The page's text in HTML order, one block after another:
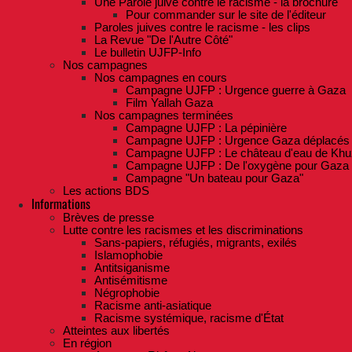
Pour commander sur le site de l'éditeur
Paroles juives contre le racisme - les clips
La Revue "De l'Autre Côté"
Le bulletin UJFP-Info
Nos campagnes
Nos campagnes en cours
Campagne UJFP : Urgence guerre à Gaza
Film Yallah Gaza
Nos campagnes terminées
Campagne UJFP : La pépinière
Campagne UJFP : Urgence Gaza déplacés
Campagne UJFP : Le château d'eau de
Campagne UJFP : De l'oxygène pour Gaza
Campagne "Un bateau pour Gaza"
Les actions BDS
Informations
Brèves de presse
Lutte contre les racismes et les discriminations
Sans-papiers, réfugiés, migrants, exilés
Islamophobie
Antitsiganisme
Antisémitisme
Négrophobie
Racisme anti-asiatique
Racisme systémique, racisme d'État
Atteintes aux libertés
En région